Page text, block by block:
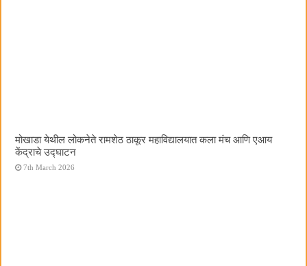
मोखाडा येथील लोकनेते रामशेठ ठाकूर महाविद्यालयात कला मंच आणि एआय
केंद्राचे उद्घाटन
7th March 2026